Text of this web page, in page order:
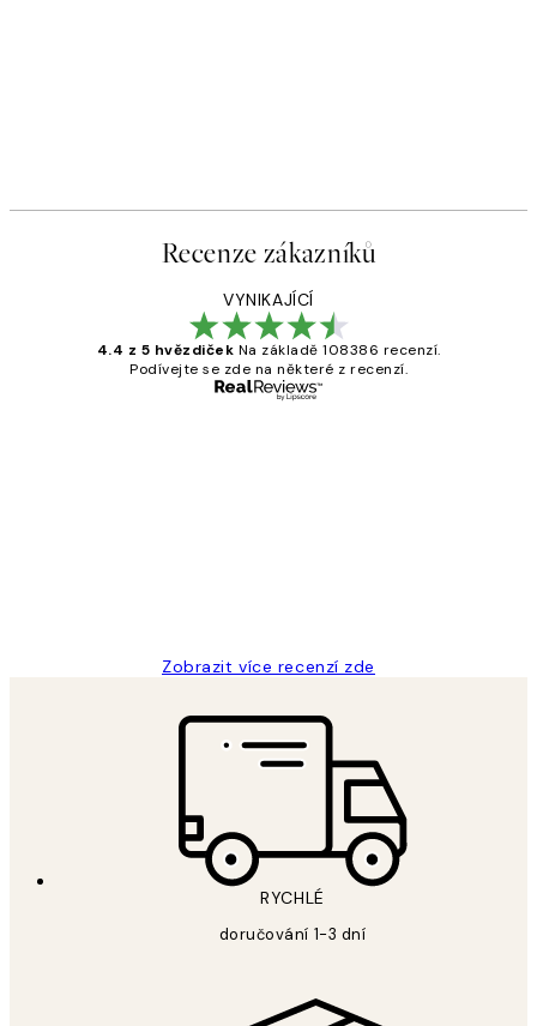
Recenze zákazníků
VYNIKAJÍCÍ
4.4 z 5 hvězdiček Na základě 108386 recenzí.
Podívejte se zde na některé z recenzí.
Zobrazit více recenzí zde
RYCHLÉ
doručování 1-3 dní